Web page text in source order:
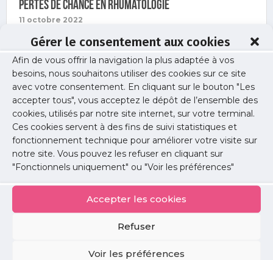
Gérer le consentement aux cookies
Afin de vous offrir la navigation la plus adaptée à vos
besoins, nous souhaitons utiliser des cookies sur ce site
avec votre consentement. En cliquant sur le bouton "Les
accepter tous", vous acceptez le dépôt de l’ensemble des
cookies, utilisés par notre site internet, sur votre terminal.
Ces cookies servent à des fins de suivi statistiques et
fonctionnement technique pour améliorer votre visite sur
notre site. Vous pouvez les refuser en cliquant sur
"Fonctionnels uniquement" ou "Voir les préférences"
Accepter les cookies
Refuser
Voir les préférences
Pertes de chance en rhumatologie
11 octobre 2022
Communiqué de l’ensemble des rhumatologues, en
formation, hospitaliers et libéraux.
PLUS D'INFO